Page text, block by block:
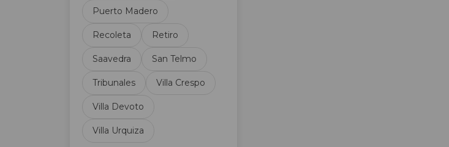
Puerto Madero
Recoleta Retiro
Saavedra San Telmo
Tribunales Villa Crespo
Villa Devoto
Villa Urquiza